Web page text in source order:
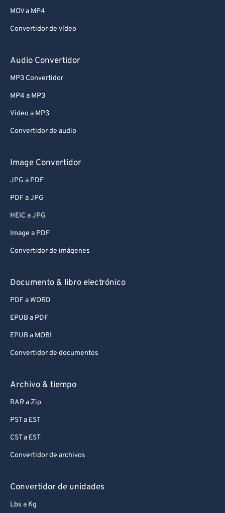
MOV a MP4
Convertidor de vídeo
Audio Convertidor
MP3 Convertidor
MP4 a MP3
Video a MP3
Convertidor de audio
Image Convertidor
JPG a PDF
PDF a JPG
HEIC a JPG
Image a PDF
Convertidor de imágenes
Documento & libro electrónico
PDF a WORD
EPUB a PDF
EPUB a MOBI
Convertidor de documentos
Archivo & tiempo
RAR a Zip
PST a EST
CST a EST
Convertidor de archivos
Convertidor de unidades
Lbs a Kg